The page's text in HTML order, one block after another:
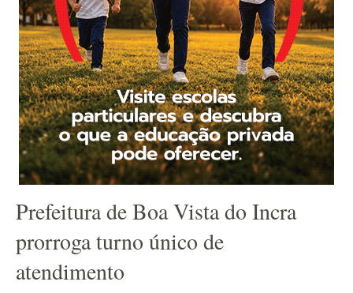
Prefeitura de Boa Vista do Incra
prorroga turno único de
atendimento